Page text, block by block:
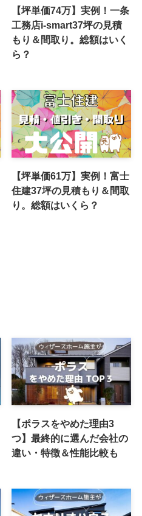
【坪単価74万】実例！一条
工務店i-smart37坪の見積
もり＆間取り。総額はいく
ら？
【坪単価61万】実例！富士
住建37坪の見積もり＆間取
り。総額はいくら？
【ポラスをやめた理由3
つ】最終的に選んだ会社の
違い・特徴＆性能比較も